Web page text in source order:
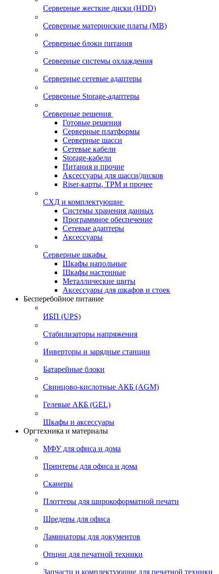
Серверные жесткие диски (HDD)
Серверные материнские платы (MB)
Серверные блоки питания
Серверные системы охлаждения
Серверные сетевые адаптеры
Серверные Storage-адаптеры
Серверные решения
Готовые решения
Серверные платформы
Серверные шасси
Сетевые кабели
Storage-кабели
Питания и прочие
Аксессуары для шасси/дисков
Riser-карты, TPM и прочее
СХД и комплектующие
Системы хранения данных
Программное обеспечение
Сетевые адаптеры
Аксессуары
Серверные шкафы
Шкафы напольные
Шкафы настенные
Металлические щиты
Аксессуары для шкафов и стоек
Бесперебойное питание
ИБП (UPS)
Стабилизаторы напряжения
Инверторы и зарядные станции
Батарейные блоки
Свинцово-кислотные АКБ (AGM)
Гелевые АКБ (GEL)
Шкафы и аксессуары
Оргтехника и материалы
МФУ для офиса и дома
Принтеры для офиса и дома
Сканеры
Плоттеры для широкоформатной печати
Шредеры для офиса
Ламинаторы для документов
Опции для печатной техники
Запчасти и комплектующие для печатной техники